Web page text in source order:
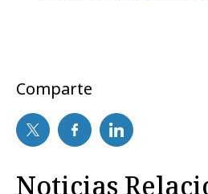
Comparte
Noticias